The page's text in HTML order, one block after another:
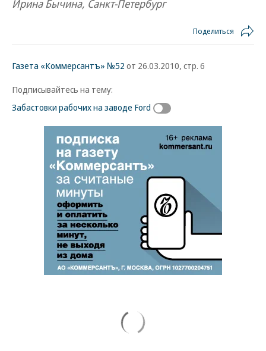
Ирина Бычина, Санкт-Петербург
Поделиться
Газета «Коммерсантъ» №52 от 26.03.2010, стр. 6
Подписывайтесь на тему:
Забастовки рабочих на заводе Ford